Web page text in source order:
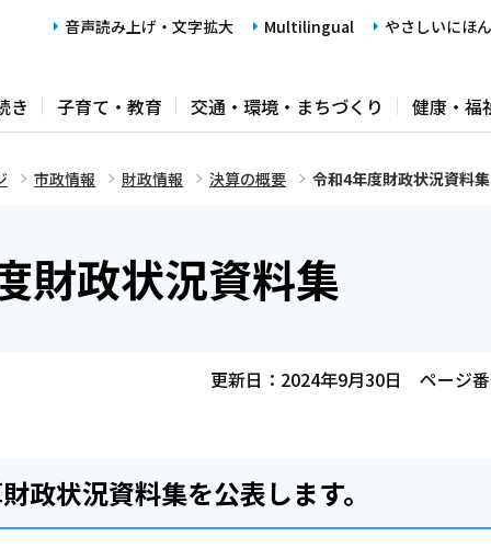
音声読み上げ・文字拡大 Multilingual やさしいにほ
き 子育て・教育 交通・環境・まちづくり 健康・福
市政情報 財政情報 決算の概要 令和4年度財政状況資料集
財政状況資料集
更新日：2024年9月30日 ページ
政状況資料集を公表します。